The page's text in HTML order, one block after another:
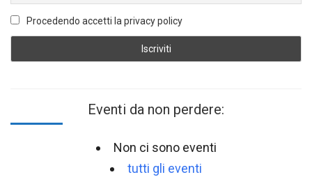
Procedendo accetti la privacy policy
Eventi da non perdere:
Non ci sono eventi
tutti gli eventi